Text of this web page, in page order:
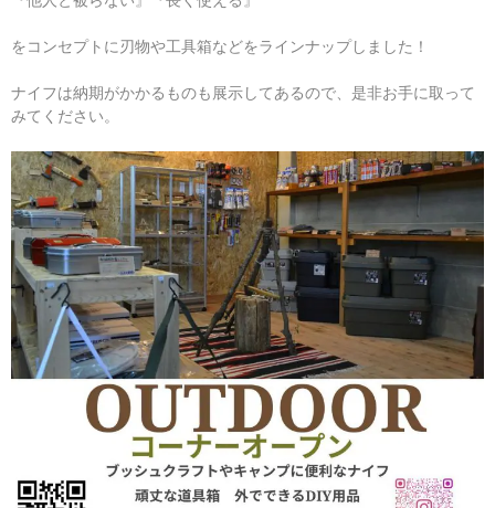
をコンセプトに刃物や工具箱などをラインナップしました！
ナイフは納期がかかるものも展示してあるので、是非お手に取って
みてください。